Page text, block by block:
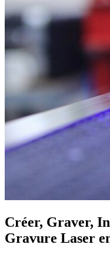
Créer, Graver,
Gravure Laser